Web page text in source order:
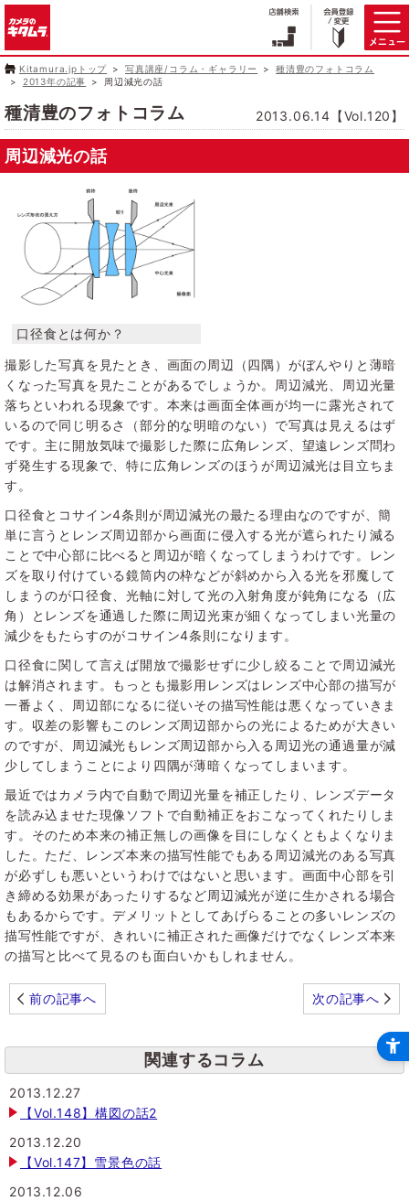
Kitamura.jpトップ 写真講座/コラム・ギャラリー
種清豊のフォトコラム
2013年の記事
周辺減光の話
種清豊のフォトコラム 2013.06.14【Vol.120】
周辺減光の話
撮影した写真を見たとき、画面の周辺（四隅）がぼんやりと薄暗
くなった写真を見たことがあるでしょうか。周辺減光、周辺光量
落ちといわれる現象です。本来は画面全体画が均一に露光されて
いるので同じ明るさ（部分的な明暗のない）で写真は見えるはず
です。主に開放気味で撮影した際に広角レンズ、望遠レンズ問わ
ず発生する現象で、特に広角レンズのほうが周辺減光は目立ちま
す。
口径食とコサイン4条則が周辺減光の最たる理由なのですが、簡
単に言うとレンズ周辺部から画面に侵入する光が遮られたり減る
ことで中心部に比べると周辺が暗くなってしまうわけです。レン
ズを取り付けている鏡筒内の枠などが斜めから入る光を邪魔して
しまうのが口径食、光軸に対して光の入射角度が鈍角になる（広
角）とレンズを通過した際に周辺光束が細くなってしまい光量の
減少をもたらすのがコサイン4条則になります。
口径食に関して言えば開放で撮影せずに少し絞ることで周辺減光
は解消されます。もっとも撮影用レンズはレンズ中心部の描写が
一番よく、周辺部になるに従いその描写性能は悪くなっていきま
す。収差の影響もこのレンズ周辺部からの光によるためが大きい
のですが、周辺減光もレンズ周辺部から入る周辺光の通過量が減
少してしまうことにより四隅が薄暗くなってしまいます。
最近ではカメラ内で自動で周辺光量を補正したり、レンズデータ
を読み込ませた現像ソフトで自動補正をおこなってくれたりしま
す。そのため本来の補正無しの画像を目にしなくともよくなりま
した。ただ、レンズ本来の描写性能でもある周辺減光のある写真
が必ずしも悪いというわけではないと思います。画面中心部を引
き締める効果があったりするなど周辺減光が逆に生かされる場合
もあるからです。デメリットとしてあげらることの多いレンズの
描写性能ですが、きれいに補正された画像だけでなくレンズ本来
の描写と比べて見るのも面白いかもしれません。
前の記事へ 次の記事へ
関連するコラム
2013.12.27
【Vol.148】構図の話2
2013.12.20
【Vol.147】雪景色の話
2013.12.06